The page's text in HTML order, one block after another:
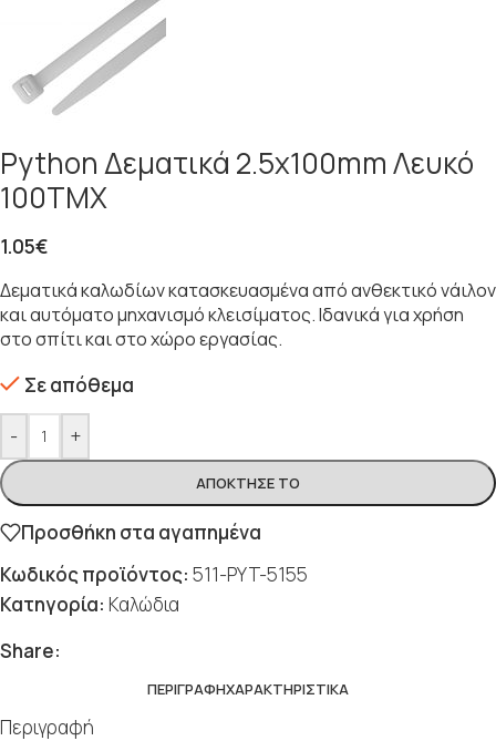
Python Δεματικά 2.5x100mm Λευκό
100ΤΜΧ
1.05€
Δεματικά καλωδίων κατασκευασμένα από ανθεκτικό νάιλον
και αυτόματο μηχανισμό κλεισίματος. Ιδανικά για χρήση
στο σπίτι και στο χώρο εργασίας.
Σε απόθεμα
- +
ΑΠΌΚΤΗΣΈ ΤΟ
Προσθήκη στα αγαπημένα
Κωδικός προϊόντος: 511-PYT-5155
Κατηγορία: Καλώδια
Share:
ΠΕΡΙΓΡΑΦΉΧΑΡΑΚΤΗΡΙΣΤΙΚΆ
Περιγραφή